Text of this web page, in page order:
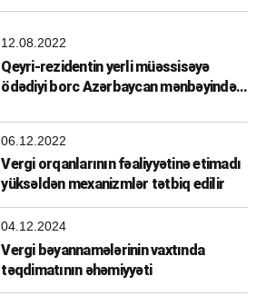
hesablanması
12.08.2022
Qeyri-rezidentin yerli müəssisəyə
ödədiyi borc Azərbaycan mənbəyindən
06.12.2022
Vergi orqanlarının fəaliyyətinə etimadı
yüksəldən mexanizmlər tətbiq edilir
04.12.2024
Vergi bəyannamələrinin vaxtında
təqdimatının əhəmiyyəti